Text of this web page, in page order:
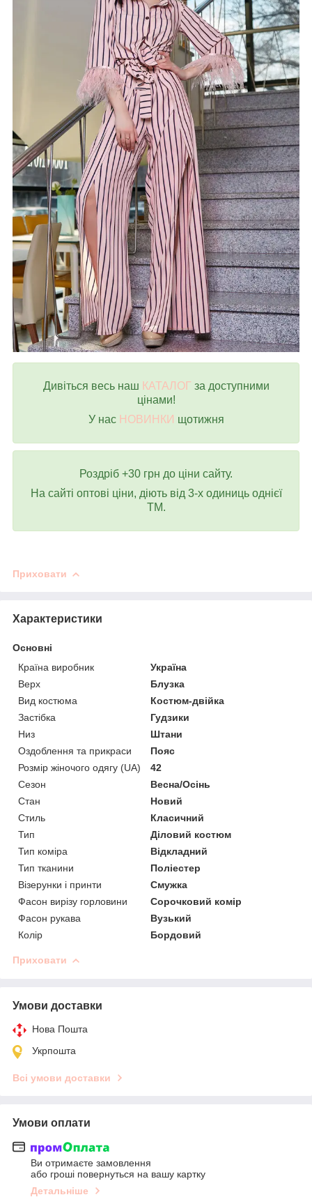
Дивіться весь наш КАТАЛОГ за доступними
цінами!
У нас НОВИНКИ щотижня
Роздріб +30 грн до ціни сайту.
На сайті оптові ціни, діють від 3-х одиниць однієї
ТМ.
Приховати
Характеристики
Основні
Країна виробник
Україна
Верх
Блузка
Вид костюма
Костюм-двійка
Застібка
Гудзики
Низ
Штани
Оздоблення та прикраси
Пояс
Розмір жіночого одягу (UA)
42
Сезон
Весна/Осінь
Стан
Новий
Стиль
Класичний
Тип
Діловий костюм
Тип коміра
Відкладний
Тип тканини
Поліестер
Візерунки і принти
Смужка
Фасон вирізу горловини
Сорочковий комір
Фасон рукава
Вузький
Колір
Бордовий
Приховати
Умови доставки
Нова Пошта
Укрпошта
Всі умови доставки
Умови оплати
Ви отримаєте замовлення
або гроші повернуться на вашу картку
Детальніше